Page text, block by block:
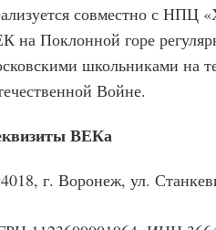
совместно с НПЦ
на Поклонной горе
школьниками на
Войне.
ВЕКа
г. Воронеж, ул.